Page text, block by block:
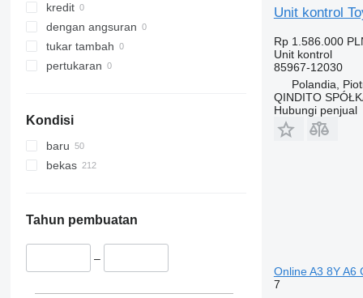
kredit
dengan angsuran
tukar tambah
pertukaran
Kondisi
baru
bekas
Tahun pembuatan
–
Unit kontrol
Rp 1.586.000
Unit kontrol
85967-12030
Polandia,
QINDITO
Hubungi penjual
Online A3 8Y A6
7